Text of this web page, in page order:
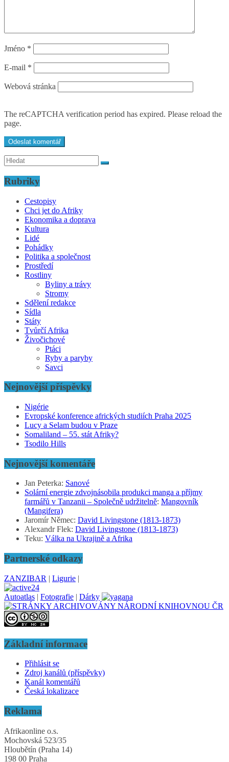
Jméno *
E-mail *
Webová stránka
The reCAPTCHA verification period has expired. Please reload the
page.
Rubriky
Cestopisy
Chci jet do Afriky
Ekonomika a doprava
Kultura
Lidé
Pohádky
Politika a společnost
Prostředí
Rostliny
Byliny a trávy
Stromy
Sdělení redakce
Sídla
Státy
Tvůrčí Afrika
Živočichové
Ptáci
Ryby a paryby
Savci
Nejnovější příspěvky
Nigérie
Evropské konference afrických studiích Praha 2025
Lucy a Selam budou v Praze
Somaliland – 55. stát Afriky?
Tsodilo Hills
Nejnovější komentáře
Jan Peterka: Sanové
Solární energie zdvojnásobila produkci manga a příjmy
farmářů v Tanzanii – Společně udržitelně: Mangovník
(Mangifera)
Jaromír Němec: David Livingstone (1813-1873)
Alexandr Flek: David Livingstone (1813-1873)
Teku: Válka na Ukrajině a Afrika
Partnerské odkazy
ZANZIBAR | Ligurie |
Autoatlas | Fotografie | Dárky
Základní informace
Přihlásit se
Zdroj kanálů (příspěvky)
Kanál komentářů
Česká lokalizace
Reklama
Afrikaonline o.s.
Mochovská 523/35
Hloubětín (Praha 14)
198 00 Praha